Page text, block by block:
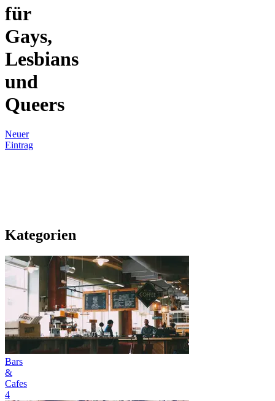
für
Gays,
Lesbians
und
Queers
Neuer
Eintrag
Kategorien
Bars
&
Cafes
4